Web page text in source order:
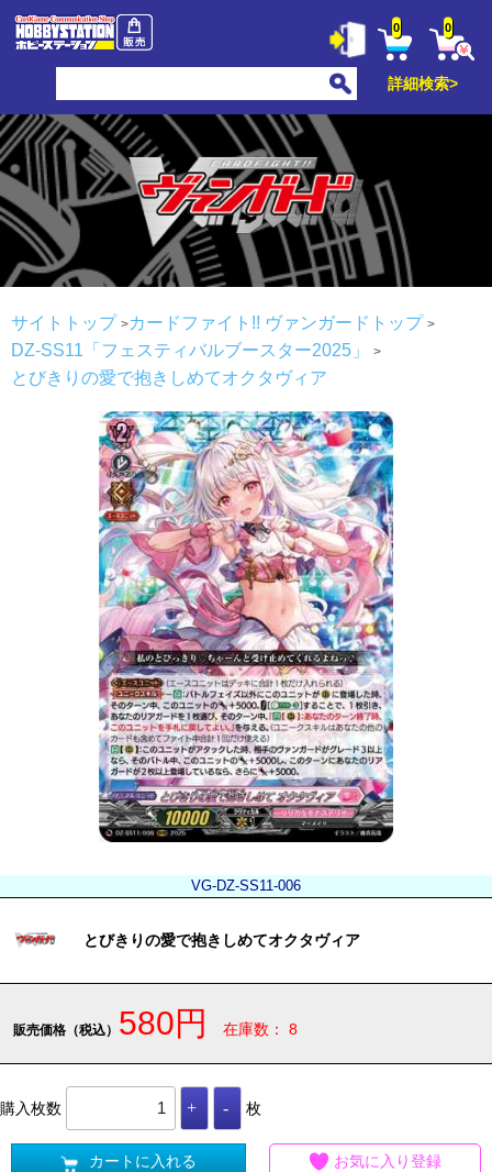
0 0
詳細検索>
サイトトップ
カードファイト!! ヴァンガードトップ
DZ-SS11「フェスティバルブースター2025」
とびきりの愛で抱きしめてオクタヴィア
VG-DZ-SS11-006
とびきりの愛で抱きしめてオクタヴィア
販売価格（税込） 580円 在庫数： 8
購入枚数 枚
カートに入れる お気に入り登録